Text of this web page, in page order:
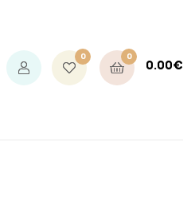
0 0
0.00€